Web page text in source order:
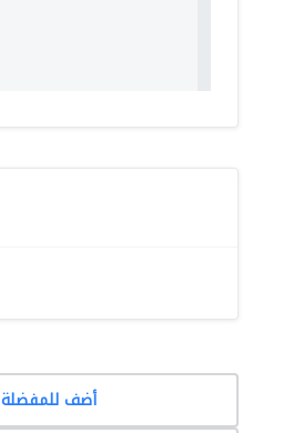
أضف للمفضلة